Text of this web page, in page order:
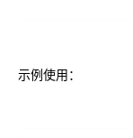
示例使用：